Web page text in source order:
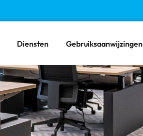
Diensten Gebruiksaanwijzingen